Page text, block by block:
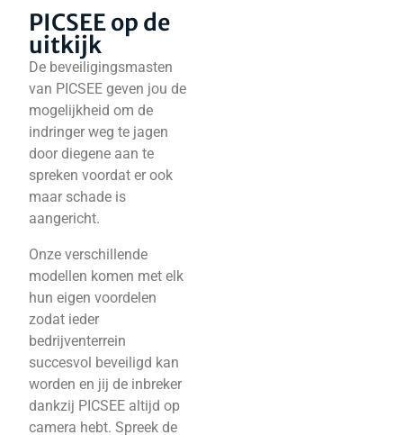
PICSEE op de
uitkijk
De beveiligingsmasten
van PICSEE geven jou de
mogelijkheid om de
indringer weg te jagen
door diegene aan te
spreken voordat er ook
maar schade is
aangericht.
Onze verschillende
modellen komen met elk
hun eigen voordelen
zodat ieder
bedrijventerrein
succesvol beveiligd kan
worden en jij de inbreker
dankzij PICSEE altijd op
camera hebt. Spreek de